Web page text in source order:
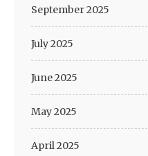
September 2025
July 2025
June 2025
May 2025
April 2025